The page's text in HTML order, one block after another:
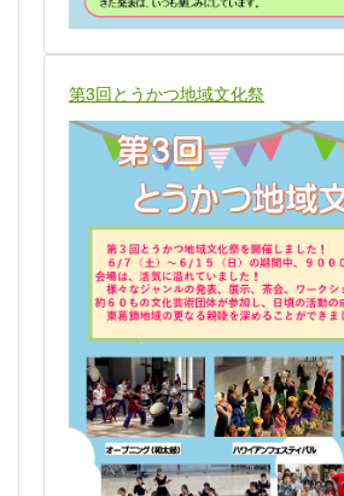
第3回とうかつ地域文化祭